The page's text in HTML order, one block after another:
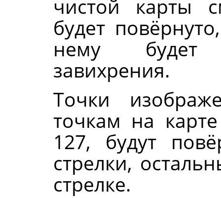
чистой карты
будет
нему будет
завихрения.
Точки
точкам на
127, будут
стрелки,
стрелке.